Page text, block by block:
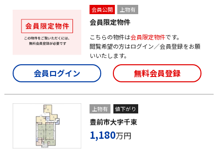
会員公開 上物有
会員限定物件
こちらの物件は会員限定物件です。
閲覧希望の方はログイン／会員登録をお願
いいたします。
会員ログイン 無料会員登録
上物有 値下がり
豊前市大字千束
1,180万円